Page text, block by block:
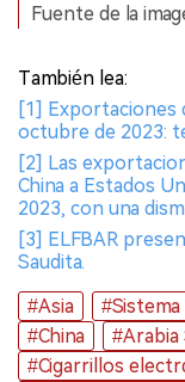
Fuente de la
También lea:
[1] Exportaciones
octubre de 2023:
[2] Las
China a Estados
2023, con una
[3] ELFBAR
Saudita.
#Asia
#China
#Arabia
#Cigarrillos